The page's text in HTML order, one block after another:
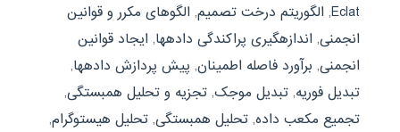
Eclat
, الگوریتم درخت تصمیم, الگوهای مکرر و قوانین
انجمنی, اندازهگیری پراکندگی دادهها, ایجاد قوانین
انجمنی, برآورد فاصله اطمینان, پیش پردازش دادهها,
تبدیل فوریه, تبدیل موجک, تجزیه و تحلیل همبستگی,
تجمیع مکعب داده, تحلیل همبستگی, تحلیل هیستوگرام,